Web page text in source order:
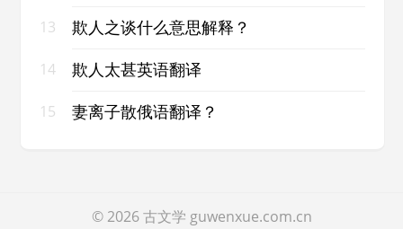
13 欺人之谈什么意思解释？
14 欺人太甚英语翻译
15 妻离子散俄语翻译？
© 2026古文学 guwenxue.com.cn